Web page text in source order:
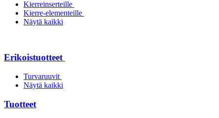
Kierreinserteille
Kierre-elementeille
Näytä kaikki
Erikoistuotteet
Turvaruuvit
Näytä kaikki
Tuotteet